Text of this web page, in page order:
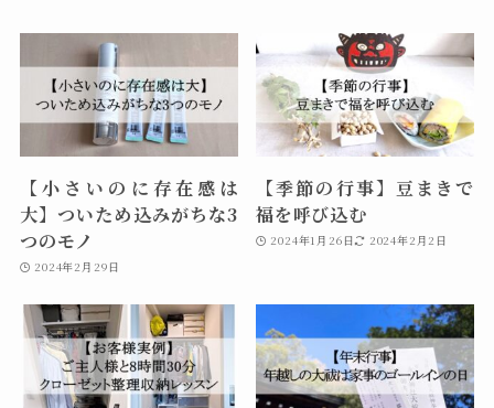
【小さいのに存在感は
大】ついため込みがちな3
つのモノ
2024年2月29日
【季節の行事】豆まきで
福を呼び込む
2024年1月26日 2024年2月2日